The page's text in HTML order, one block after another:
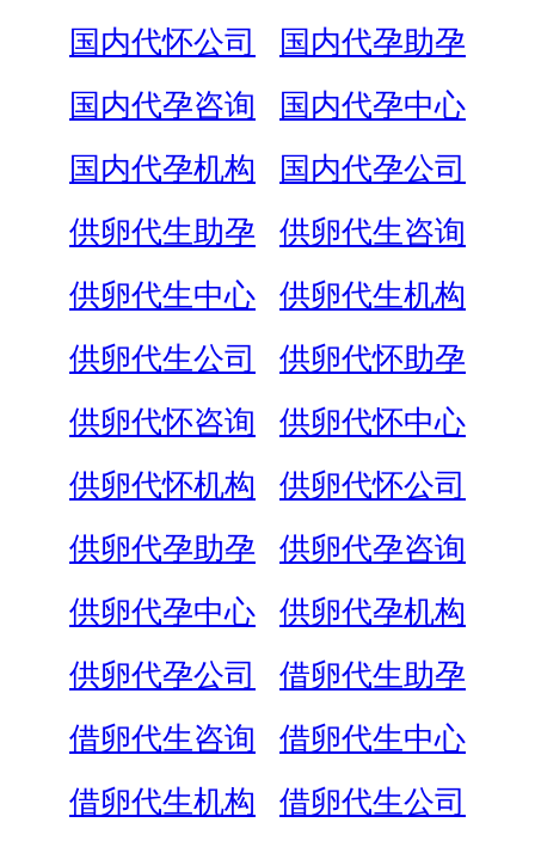
国内代怀公司
国内代孕助孕
国内代孕咨询
国内代孕中心
国内代孕机构
国内代孕公司
供卵代生助孕
供卵代生咨询
供卵代生中心
供卵代生机构
供卵代生公司
供卵代怀助孕
供卵代怀咨询
供卵代怀中心
供卵代怀机构
供卵代怀公司
供卵代孕助孕
供卵代孕咨询
供卵代孕中心
供卵代孕机构
供卵代孕公司
借卵代生助孕
借卵代生咨询
借卵代生中心
借卵代生机构
借卵代生公司